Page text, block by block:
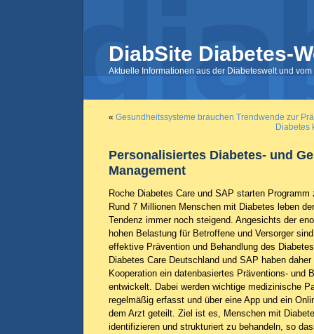
DiabSite Diabetes-
Aktuelle Informationen aus der Diabeteswelt und
« Gesundheitssysteme brauchen Trendwende zur
Diabetes
Personalisiertes Diabetes- und
Management
Roche Diabetes Care und SAP starten
Rund 7 Millionen Menschen mit Diabetes leben
Tendenz immer noch steigend. Angesichts der
hohen Belastung für Betroffene und Versorger
effektive Prävention und Behandlung des
Diabetes Care Deutschland und SAP haben
Kooperation ein datenbasiertes Präventions- und
entwickelt. Dabei werden wichtige medizinische
regelmäßig erfasst und über eine App und ein
dem Arzt geteilt. Ziel ist es, Menschen mit
identifizieren und strukturiert zu behandeln, so